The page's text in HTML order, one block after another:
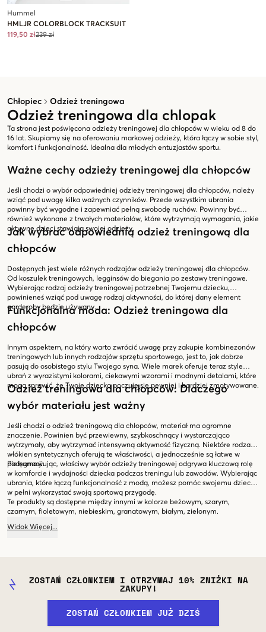
Chłopiec Odzież treningowa
Odzież treningowa dla chlopak
Ta strona jest poświęcona odzieży treningowej dla chłopców w wieku od 8 do
16 lat. Skupiamy się na oferowaniu markowej odzieży, która łączy w sobie styl,
komfort i funkcjonalność. Idealna dla młodych entuzjastów sportu.
Ważne cechy odzieży treningowej dla chłopców
Jeśli chodzi o wybór odpowiedniej odzieży treningowej dla chłopców, należy
wziąć pod uwagę kilka ważnych czynników. Przede wszystkim ubrania
powinny być wygodne i zapewniać pełną swobodę ruchów. Powinny być
również wykonane z trwałych materiałów, które wytrzymają wymagania, jakie
aktywne dzieci stawiają swojej odzieży.
Jak wybrać odpowiednią odzież treningową dla
chłopców
Dostępnych jest wiele różnych rodzajów odzieży treningowej dla chłopców.
Od koszulek treningowych, legginsów do biegania po zestawy treningowe.
Wybierając rodzaj odzieży treningowej potrzebnej Twojemu dziecku,
powinieneś wziąć pod uwagę rodzaj aktywności, do której dany element
garderoby będzie używany.
Funkcjonalna moda: Odzież treningowa dla
chłopców
Innym aspektem, na który warto zwrócić uwagę przy zakupie kombinezonów
treningowych lub innych rodzajów sprzętu sportowego, jest to, jak dobrze
pasują do osobistego stylu Twojego syna. Wiele marek oferuje teraz style
ubrań z wyrazistymi kolorami, ciekawymi wzorami i modnymi detalami, które
mogą sprawić, że Twoje dziecko poczuje się pewniej i bardziej zmotywowane.
Odzież treningowa dla chłopców: Dlaczego
wybór materiału jest ważny
Jeśli chodzi o odzież treningową dla chłopców, materiał ma ogromne
znaczenie. Powinien być przewiewny, szybkoschnący i wystarczająco
wytrzymały, aby wytrzymać intensywną aktywność fizyczną. Niektóre rodzaje
włókien syntetycznych oferują te właściwości, a jednocześnie są łatwe w
pielęgnacji.
Podsumowując, właściwy wybór odzieży treningowej odgrywa kluczową rolę
w komforcie i wydajności dziecka podczas treningu lub zawodów. Wybierając
ubrania, które łączą funkcjonalność z modą, możesz pomóc swojemu dziecku
w pełni wykorzystać swoją sportową przygodę.
Te produkty są dostępne między innymi w kolorze beżowym, szarym,
czarnym, fioletowym, niebieskim, granatowym, białym, zielonym.
Widok Więcej...
Hummel
HMLJR COLORBLOCK TRACKSUIT
119,50 zł239 zł
ZOSTAŃ CZŁONKIEM I OTRZYMAJ 10% ZNIŻKI NA
ZAKUPY!
ZOSTAŃ CZŁONKIEM JUŻ DZIŚ